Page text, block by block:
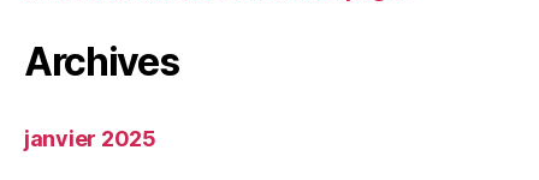
Archives
janvier 2025